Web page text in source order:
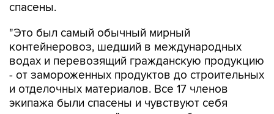
"Это был самый обычный мирный
водах и перевозящий гражданскую продукцию
- от замороженных продуктов до строительных
и отделочных материалов. Все 17 членов
экипажа были спасены и чувствуют себя
удовлетворительно", - ранее сообщил глава
"Росатома" Алексей Лихачев.